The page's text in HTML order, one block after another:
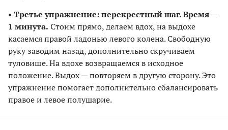
• Третье упражнение: перекрестный шаг. Время —
1 минута. Стоим прямо, делаем вдох, на выдохе
касаемся правой ладонью левого колена. Свободную
руку заводим назад, дополнительно скручиваем
туловище. На вдохе возвращаемся в исходное
положение. Выдох — повторяем в другую сторону. Это
упражнение помогает дополнительно сбалансировать
правое и левое полушарие.